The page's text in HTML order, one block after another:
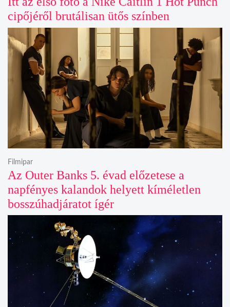
cipőjéről brutálisan ütős színben
Az Outer Banks 5. évad előzetese a
napfényes kalandok helyett kíméletlen
bosszúhadjáratot ígér
Filmipar